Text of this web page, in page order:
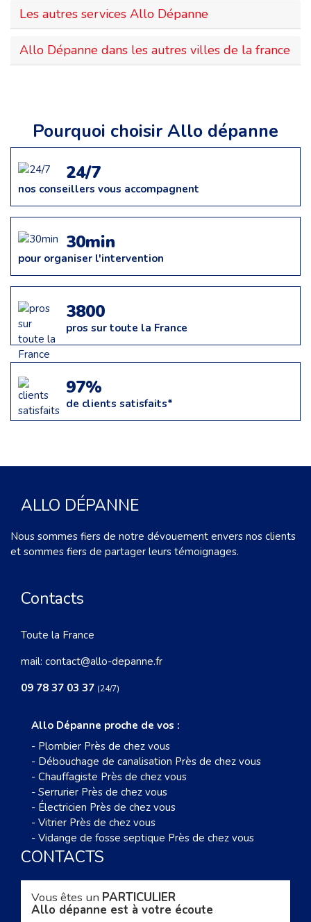
Les autres services Allo Dépanne
Allo Dépanne dans les autres villes de la france
Pourquoi choisir Allo dépanne
24/7
nos conseillers vous accompagnent
30min
pour organiser l'intervention
3800
pros sur toute la France
97%
de clients satisfaits*
ALLO DÉPANNE
Nous sommes fiers de notre dévouement envers nos clients
et sommes fiers de partager leurs témoignages.
Contacts
Toute la France
mail: contact@allo-depanne.fr
09 78 37 03 37 (24/7)
Allo Dépanne proche de vos :
- Plombier Près de chez vous
- Débouchage de canalisation Près de chez vous
- Chauffagiste Près de chez vous
- Serrurier Près de chez vous
- Électricien Près de chez vous
- Vitrier Près de chez vous
- Vidange de fosse septique Près de chez vous
CONTACTS
Vous êtes un PARTICULIER
Allo dépanne est à votre écoute